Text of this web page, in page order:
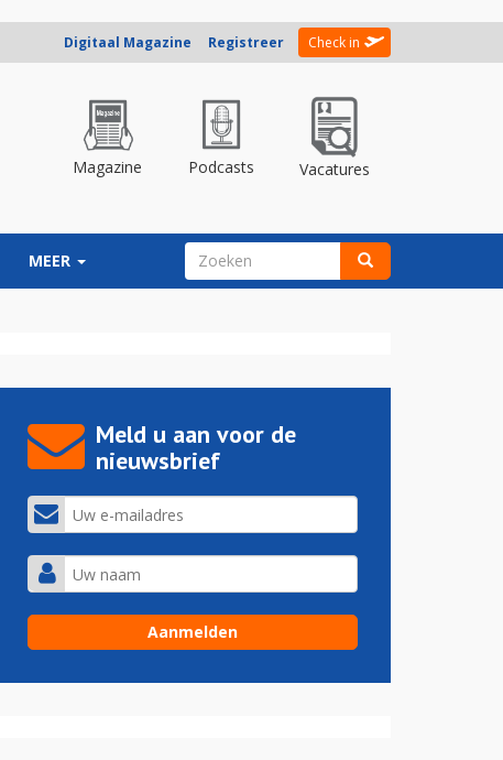
Digitaal Magazine Registreer Check in
Magazine Podcasts Vacatures
MEER ZOEKVELD
Meld u aan voor de
nieuwsbrief